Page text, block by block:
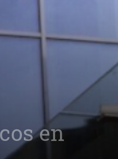
en